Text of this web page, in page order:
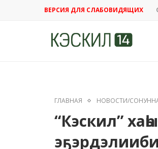
ВЕРСИЯ ДЛЯ СЛАБОВИДЯЩИХ
ГЛАВНАЯ НОВОСТИ/
“Кэскил”